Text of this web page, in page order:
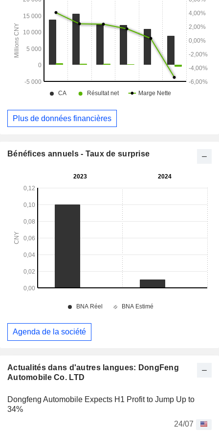
Actualités dans d'autres langues: DongFeng
Automobile Co. LTD
Dongfeng Automobile Expects H1 Profit to Jump Up to
34%
24/07
Plus de données financières
Bénéfices annuels - Taux de surprise
Agenda de la société